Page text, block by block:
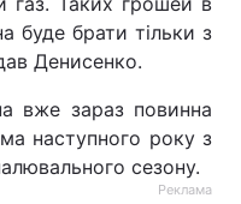
буде брати тільки з
Денисенко.
вже зараз повинна
наступного року з
сезону.
Реклама